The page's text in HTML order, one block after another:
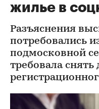
жилье в
Разъяснения
потребовались
подмосковной
требовала снять